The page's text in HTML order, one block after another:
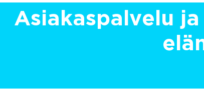
Asiakaspalvelu